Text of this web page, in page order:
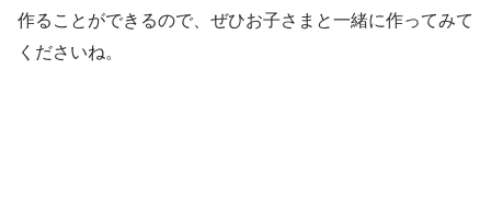
作ることができるので、ぜひお子さまと一緒に作ってみて
くださいね。